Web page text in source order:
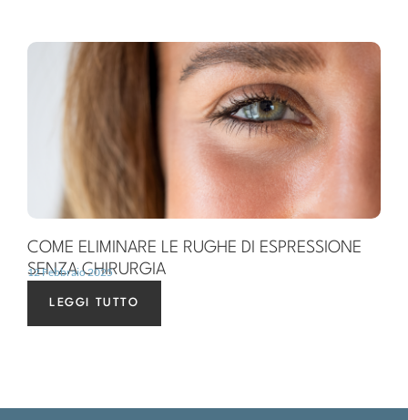
COME ELIMINARE LE RUGHE DI ESPRESSIONE
SENZA CHIRURGIA
12 Febbraio 2025
LEGGI TUTTO